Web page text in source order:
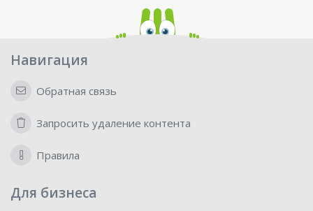
Навигация
Обратная связь
Запросить удаление контента
Правила
Для бизнеса